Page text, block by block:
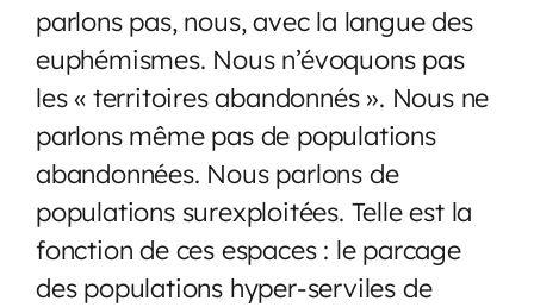
parlons pas, nous, avec la langue des
euphémismes. Nous n’évoquons pas
les « territoires abandonnés ». Nous ne
parlons même pas de populations
abandonnées. Nous parlons de
populations surexploitées. Telle est la
fonction de ces espaces : le parcage
des populations hyper-serviles de